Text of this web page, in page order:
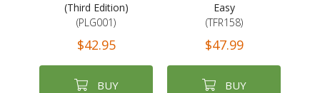
(Third Edition)
(PLG001)
$42.95
BUY
Easy
(TFR158)
$47.99
BUY